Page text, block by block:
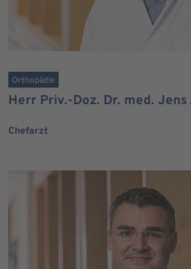
Orthopädie
Herr Priv.-Doz. Dr. med. Jens
Chefarzt